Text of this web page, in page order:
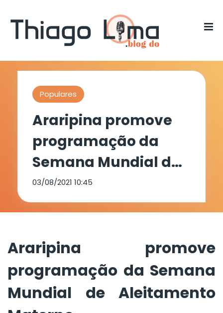
Populares
Araripina promove
programação da
Semana Mundial de
Aleitamento Materno
03/08/2021 10:45
Araripina promove
programação da Semana
Mundial de Aleitamento